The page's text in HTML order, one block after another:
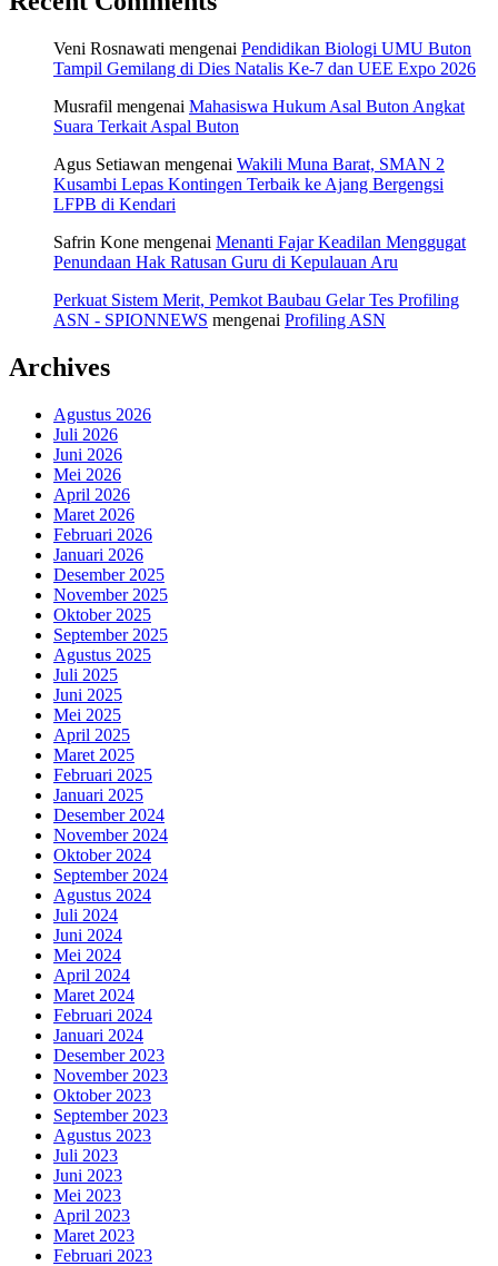
Veni Rosnawati mengenai Pendidikan Biologi UMU Buton
Tampil Gemilang di Dies Natalis Ke-7 dan UEE Expo 2026
Musrafil mengenai Mahasiswa Hukum Asal Buton Angkat
Suara Terkait Aspal Buton
Agus Setiawan mengenai Wakili Muna Barat, SMAN 2
Kusambi Lepas Kontingen Terbaik ke Ajang Bergengsi
LFPB di Kendari
Safrin Kone mengenai Menanti Fajar Keadilan Menggugat
Penundaan Hak Ratusan Guru di Kepulauan Aru
Perkuat Sistem Merit, Pemkot Baubau Gelar Tes Profiling
ASN - SPIONNEWS mengenai Profiling ASN
Archives
Agustus 2026
Juli 2026
Juni 2026
Mei 2026
April 2026
Maret 2026
Februari 2026
Januari 2026
Desember 2025
November 2025
Oktober 2025
September 2025
Agustus 2025
Juli 2025
Juni 2025
Mei 2025
April 2025
Maret 2025
Februari 2025
Januari 2025
Desember 2024
November 2024
Oktober 2024
September 2024
Agustus 2024
Juli 2024
Juni 2024
Mei 2024
April 2024
Maret 2024
Februari 2024
Januari 2024
Desember 2023
November 2023
Oktober 2023
September 2023
Agustus 2023
Juli 2023
Juni 2023
Mei 2023
April 2023
Maret 2023
Februari 2023